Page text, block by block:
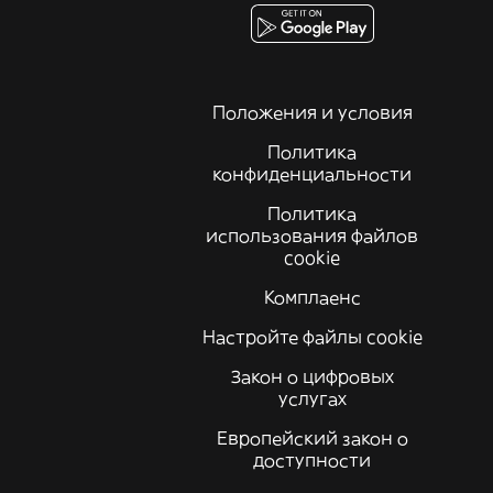
Положения и условия
Политика
конфиденциальности
Политика
использования файлов
cookie
Комплаенс
Настройте файлы cookie
Закон о цифровых
услугах
Европейский закон о
доступности